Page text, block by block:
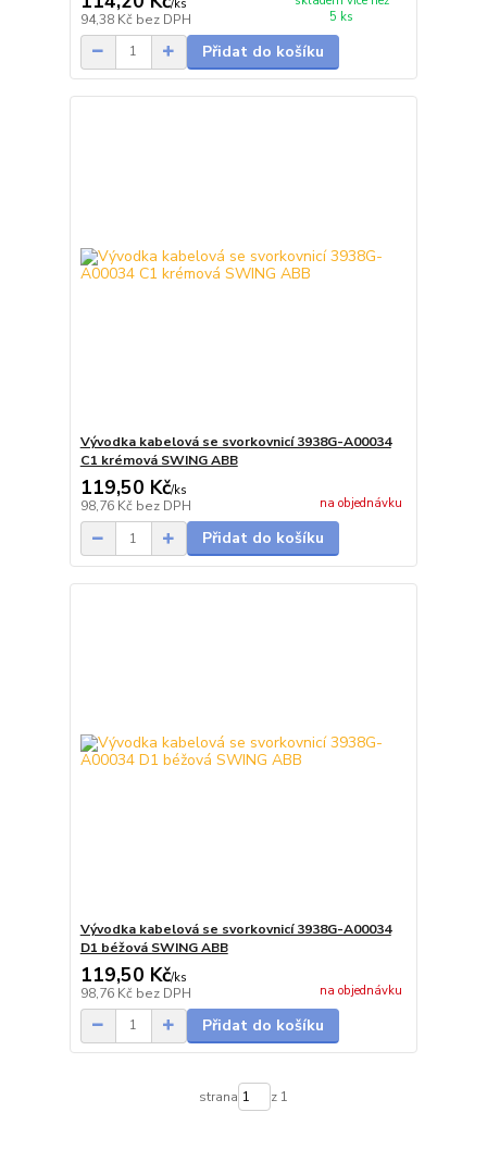
/ks
94,38 Kč bez DPH
5 ks
Přidat do košíku
Vývodka kabelová se svorkovnicí 3938G-A00034
C1 krémová SWING ABB
119,50 Kč/ks
98,76 Kč bez DPH na objednávku
Přidat do košíku
Vývodka kabelová se svorkovnicí 3938G-A00034
D1 béžová SWING ABB
119,50 Kč/ks
98,76 Kč bez DPH na objednávku
Přidat do košíku
strana z 1